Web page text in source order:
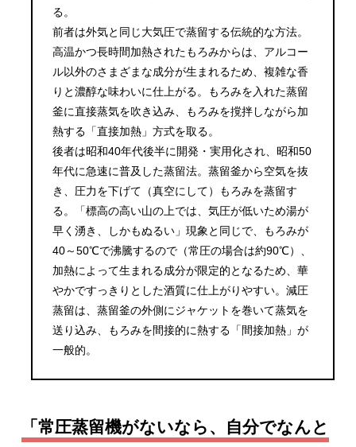
る。
前者は外気と同じ大気圧で蒸留する伝統的な方法。
高温かつ長時間加熱されたもろみからは、アルコー
ル以外のさまざまな成分が生まれるため、複雑な香
りと濃醇な味わいに仕上がる。もろみを入れた蒸留
釜に直接蒸気を吹き込み、もろみを撹拌しながら加
熱する「直接加熱」方式を取る。
後者は昭和40年代後半に開発・実用化され、昭和50
年代に急速に普及した蒸留法。蒸留釜から空気を抜
き、圧力を下げて（真空にして）もろみを蒸留す
る。「標高の高い山の上では、気圧が低いため湯が
早く湧き、しかもぬるい」現象と同じで、もろみが
40～50℃で沸騰するので（常圧の場合は約90℃）、
加熱によって生まれる成分が限定的となるため、華
やかですっきりとした酒質に仕上がりやすい。減圧
蒸留は、蒸留釜の外側にジャケットを巻いて蒸気を
送り込み、もろみを間接的に熱する「間接加熱」が
一般的。
「常圧蒸留機がないなら、自分でなんと